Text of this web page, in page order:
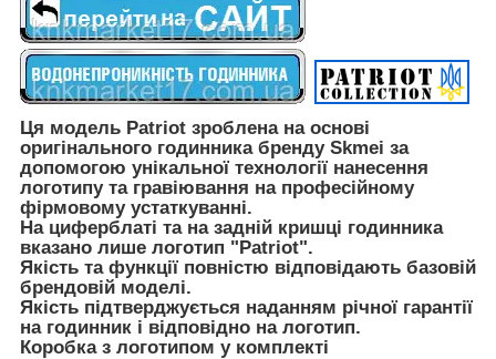
Ця модель Patriot зроблена на основі
оригінального годинника бренду Skmei за
допомогою унікальної технології нанесення
логотипу та гравіювання на професійному
фірмовому устаткуванні.
На циферблаті та на задній кришці годинника
вказано лише логотип "Patriot".
Якість та функції повністю відповідають базовій
брендовій моделі.
Якість підтверджується наданням річної гарантії
на годинник і відповідно на логотип.
Коробка з логотипом у комплекті